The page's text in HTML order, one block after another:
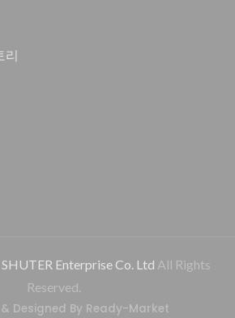
리
SHUTER Enterprise Co. Ltd All Rights
Reserved.
Designed By Ready-Market